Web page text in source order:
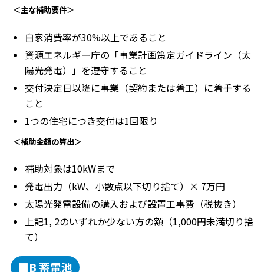
＜主な補助要件＞
自家消費率が30%以上であること
資源エネルギー庁の「事業計画策定ガイドライン（太
陽光発電）」を遵守すること
交付決定日以降に事業（契約または着工）に着手する
こと
1つの住宅につき交付は1回限り
＜補助金額の算出＞
補助対象は10kWまで
発電出力（kW、小数点以下切り捨て）× 7万円
太陽光発電設備の購入および設置工事費（税抜き）
上記1, 2のいずれか少ない方の額（1,000円未満切り捨
て）
■B 蓄電池